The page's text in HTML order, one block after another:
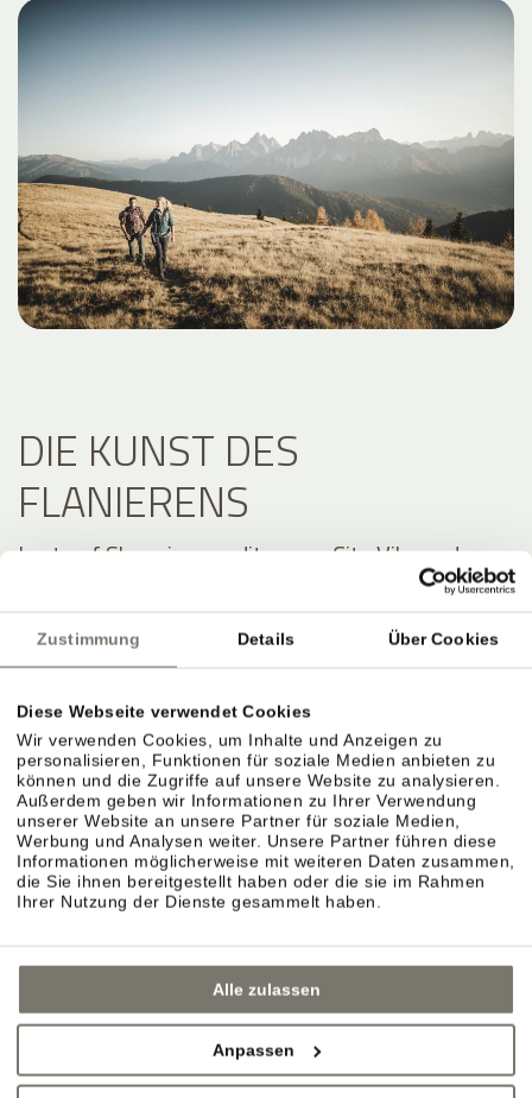
Zustimmung Details Über Cookies
Diese Webseite verwendet Cookies
Wir verwenden Cookies, um Inhalte und Anzeigen zu
personalisieren, Funktionen für soziale Medien anbieten zu
können und die Zugriffe auf unsere Website zu analysieren.
Außerdem geben wir Informationen zu Ihrer Verwendung
unserer Website an unsere Partner für soziale Medien,
Werbung und Analysen weiter. Unsere Partner führen diese
Informationen möglicherweise mit weiteren Daten zusammen,
die Sie ihnen bereitgestellt haben oder die sie im Rahmen
Ihrer Nutzung der Dienste gesammelt haben.
Alle zulassen
Anpassen
DIE KUNST DES
FLANIERENS
Lust auf Shopping, mediterrane City Vibes oder
dörflichen Charme? Spazieren Sie gemütlich durch
die Gassen von Eppan, Kaltern oder die
nahegelegenen Städte Bozen, Brixen oder Meran.